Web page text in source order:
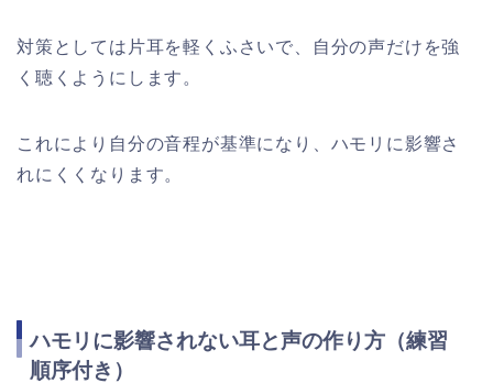
対策としては片耳を軽くふさいで、自分の声だけを強
く聴くようにします。
これにより自分の音程が基準になり、ハモリに影響さ
れにくくなります。
ハモリに影響されない耳と声の作り方（練習
順序付き）